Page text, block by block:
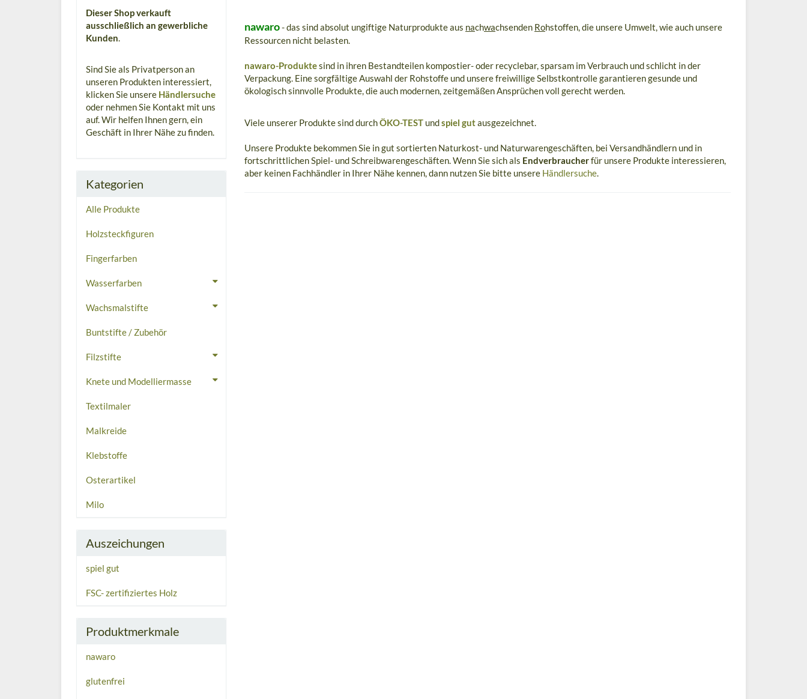
nawaro- das sind absolut ungiftige Naturprodukte aus nachwachsenden Rohstoffen, die unsere Umwelt, wie auch unsere
Ressourcen nicht belasten.
nawaro-Produktesind in ihren Bestandteilen kompostier- oder recyclebar, sparsam im Verbrauch und schlicht in der
Verpackung. Eine sorgfältige Auswahl der Rohstoffe und unsere freiwillige Selbstkontrolle garantieren gesunde und
ökologisch sinnvolle Produkte, die auch modernen, zeitgemäßen Ansprüchen voll gerecht werden.
Viele unserer Produkte sind durchÖKO-TEST undspiel gutausgezeichnet.
Unsere Produkte bekommen Sie in gut sortierten Naturkost- und Naturwarengeschäften, bei Versandhändlern und in
fortschrittlichen Spiel- und Schreibwarengeschäften. Wenn Sie sich als Endverbraucherfür unsere Produkte interessieren,
aber keinen Fachhändler in Ihrer Nähe kennen, dann nutzen Sie bitte unsere Händlersuche
Dieser Shop verkauft
ausschließlich an gewerbliche
Kunden
Sind Sie als Privatperson an
unseren Produkten interessiert,
klicken Sie unsere Händlersuche
oder nehmen Sie Kontakt mit uns
auf. Wir helfen Ihnen gern, ein
Geschäft in Ihrer Nähe zu finden.
Kategorien
Alle Produkte
Holzsteckfiguren
Fingerfarben
Wasserfarben
Wachsmalstifte
Buntstifte / Zubehör
Filzstifte
Knete und Modelliermasse
Textilmaler
Malkreide
Klebstoffe
Osterartikel
Milo
Auszeichungen
spiel gut
FSC- zertifiziertes Holz
Produktmerkmale
nawaro
glutenfrei